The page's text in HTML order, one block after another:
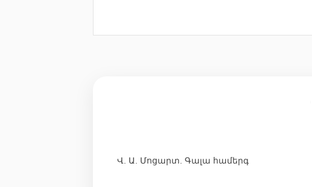
Վ. Ա. Մոցարտ. Գալա համերգ